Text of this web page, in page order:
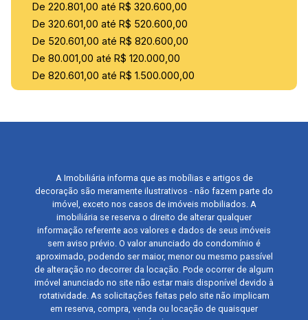
De 220.801,00 até R$ 320.600,00
De 320.601,00 até R$ 520.600,00
De 520.601,00 até R$ 820.600,00
De 80.001,00 até R$ 120.000,00
De 820.601,00 até R$ 1.500.000,00
A Imobiliária informa que as mobílias e artigos de
decoração são meramente ilustrativos - não fazem parte do
imóvel, exceto nos casos de imóveis mobiliados. A
imobiliária se reserva o direito de alterar qualquer
informação referente aos valores e dados de seus imóveis
sem aviso prévio. O valor anunciado do condomínio é
aproximado, podendo ser maior, menor ou mesmo passível
de alteração no decorrer da locação. Pode ocorrer de algum
imóvel anunciado no site não estar mais disponível devido à
rotatividade. As solicitações feitas pelo site não implicam
em reserva, compra, venda ou locação de quaisquer